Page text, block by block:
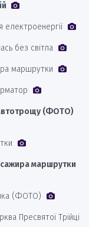
електроенергії
без світла
маршрутки
(ФОТО)
маршрутки
(ФОТО)
Пресвятої Трійці